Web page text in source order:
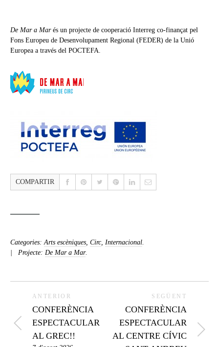
De Mar a Marés un projecte de cooperació Interreg co-finançat pel
Fons Europeu de Desenvolupament Regional (FEDER) de la Unió
Europea a través del POCTEFA.
COMPARTIR
Categories:Arts escèniques, Circ, Internacional.
Projecte: De Mar a Mar.
ANTERIOR
CONFERÈNCIA
ESPECTACULAR
AL GREC!!
SEGÜENT
CONFERÈNCIA
ESPECTACULAR
AL CENTRE CÍVIC